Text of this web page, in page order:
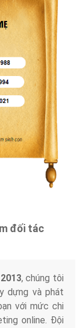
đối tác
, chúng tôi
dựng và phát
với mức chi
online. Đội